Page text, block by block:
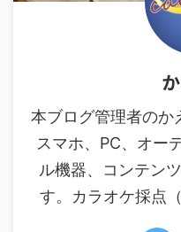
本ブログ管理者のか
スマホ、PC、オー
ル機器、コンテン
す。カラオケ採点